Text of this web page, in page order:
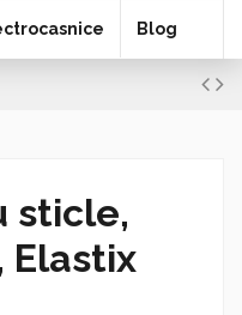
Blog
sticle,
Elastix